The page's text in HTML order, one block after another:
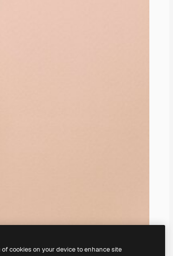
cookies on your device to enhance site